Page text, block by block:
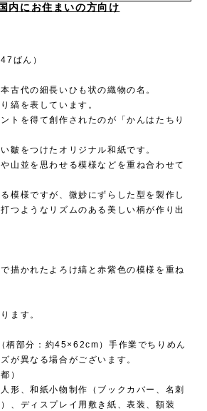
内にお住まいの方向け
ばん）
古代の細長いひも状の織物の名。
縞を表しています。
トを得て創作されたのが「かんはたちり
皺をつけたオリジナル和紙です。
山並を思わせる模様などを重ね合わせて
模様ですが、微妙にずらした型を製作し
つようなリズムのある美しい柄が作り出
描かれたよろけ縞と赤紫色の模様を重ね
ます。
柄部分：約45×62cm）手作業でちりめん
が異なる場合がございます。
）
形、和紙小物制作（ブックカバー、名刺
、ディスプレイ用敷き紙、表装、額装